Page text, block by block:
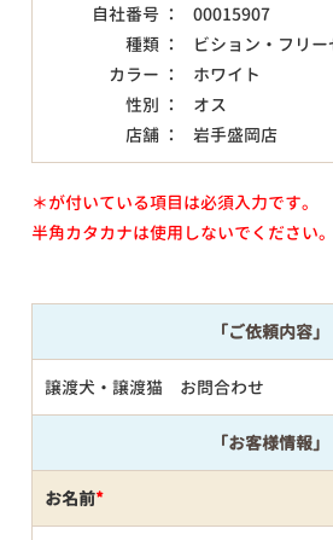
自社番号 ：
00015907
種類 ：
ビション・フリー
カラー ：
ホワイト
性別 ：
オス
店舗 ：
岩手盛岡店
＊が付いている項目は必須入力です。
半角カタカナは使用しないでください。
「ご依頼内容」
譲渡犬・譲渡猫 お問合わせ
「お客様情報」
お名前*